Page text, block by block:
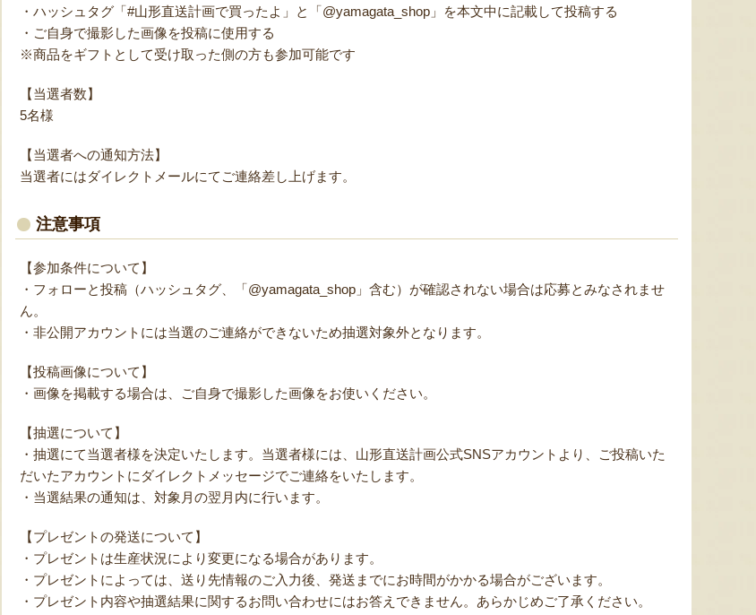
・ハッシュタグ「#山形直送計画で買ったよ」と「@yamagata_shop」を本文中に記載して投稿する
・ご自身で撮影した画像を投稿に使用する
※商品をギフトとして受け取った側の方も参加可能です
【当選者数】
5名様
【当選者への通知方法】
当選者にはダイレクトメールにてご連絡差し上げます。
注意事項
【参加条件について】
・フォローと投稿（ハッシュタグ、「@yamagata_shop」含む）が確認されない場合は応募とみなされませ
ん。
・非公開アカウントには当選のご連絡ができないため抽選対象外となります。
【投稿画像について】
・画像を掲載する場合は、ご自身で撮影した画像をお使いください。
【抽選について】
・抽選にて当選者様を決定いたします。当選者様には、山形直送計画公式SNSアカウントより、ご投稿いた
だいたアカウントにダイレクトメッセージでご連絡をいたします。
・当選結果の通知は、対象月の翌月内に行います。
【プレゼントの発送について】
・プレゼントは生産状況により変更になる場合があります。
・プレゼントによっては、送り先情報のご入力後、発送までにお時間がかかる場合がございます。
・プレゼント内容や抽選結果に関するお問い合わせにはお答えできません。あらかじめご了承ください。
立てます。一度使えば、毎日
使いたくなること間違いなし
です。
まいにちのこめ油
や「川中島白桃」など、その
時期に旬の品種をお届けしま
す。
た瞬間に笑顔になれるゼリー
のうちに発送し、鮮度そのま
8月8日 16:11 [茨城県]
山形県産 庄内柿
『戸田農園』
8月8日 12:30 [大阪府]
山形県 白山産 枝豆「だだちゃ
豆」
8月8日 17:27 [東京都]
山形県産りんご
『荒木ファーム』
山形県産 庄内砂丘メロン
『小林直太郎農園』